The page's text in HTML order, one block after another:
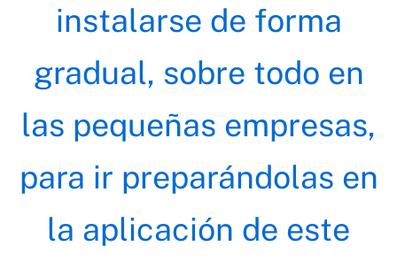
instalarse de forma
gradual, sobre todo en
las pequeñas empresas,
para ir preparándolas en
la aplicación de este